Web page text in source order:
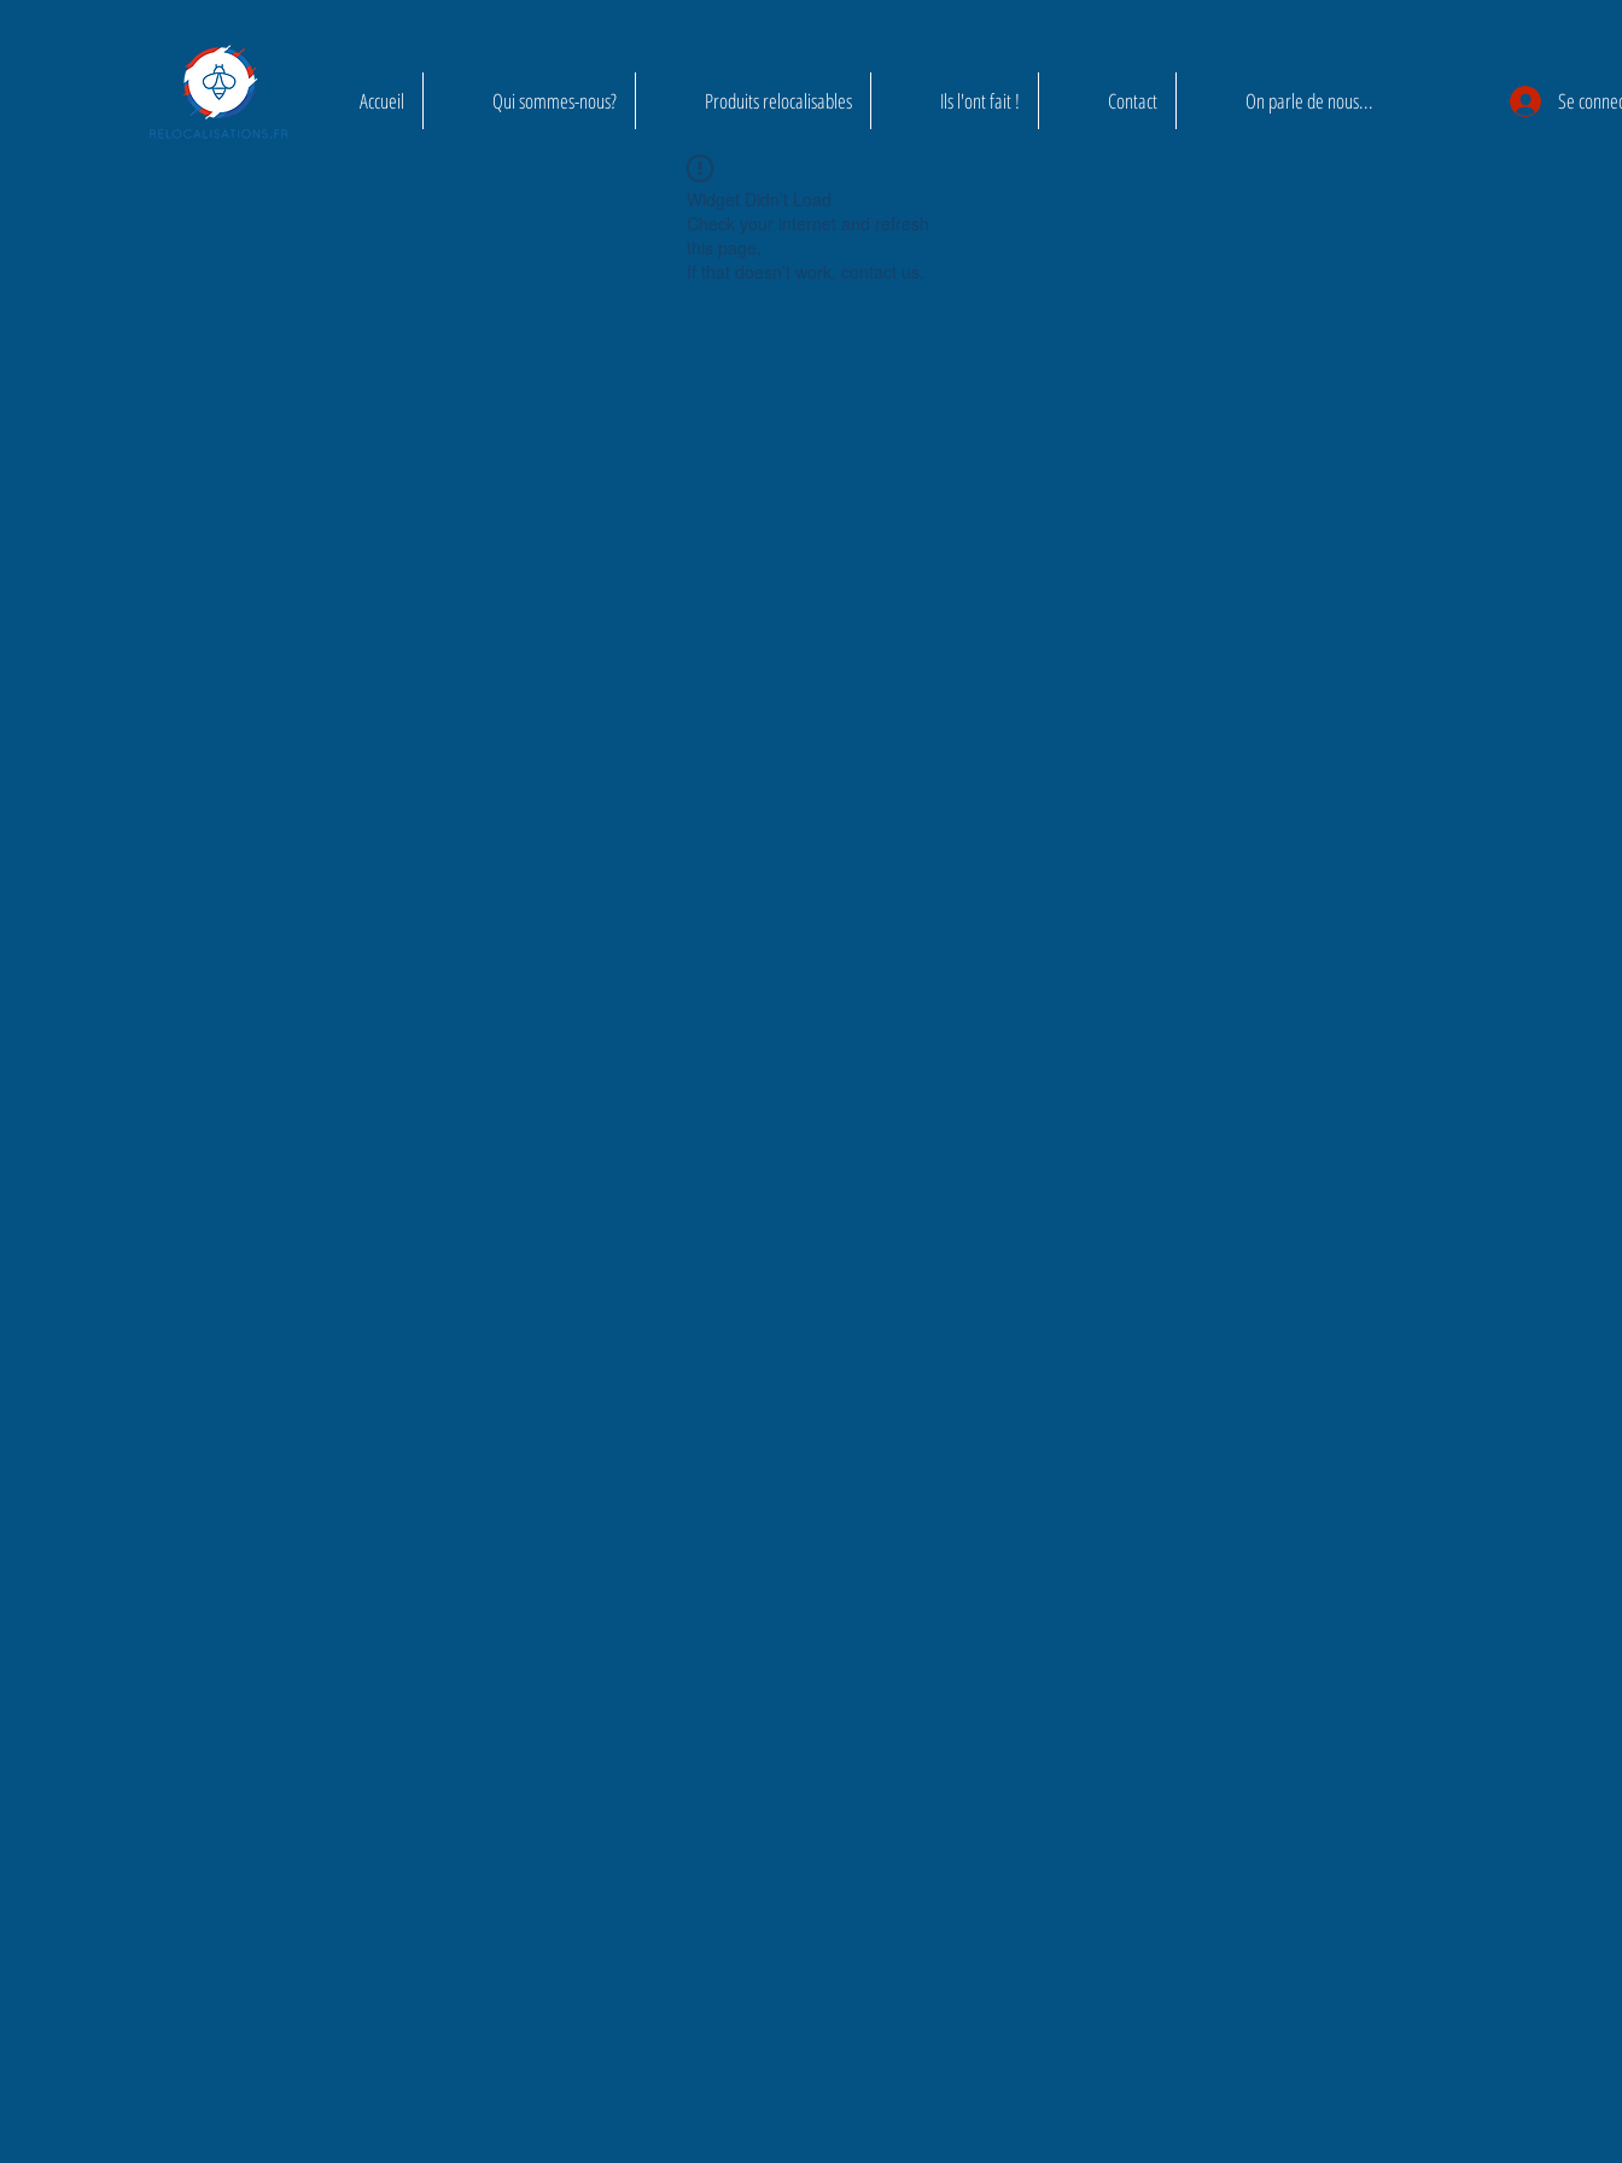
Accueil Qui sommes-nous? Produits relocalisables Ils l'ont fait ! Contact On parle de nous... Se
Widget Didn’t Load
Check your internet and refresh
this page.
If that doesn’t work, contact us.